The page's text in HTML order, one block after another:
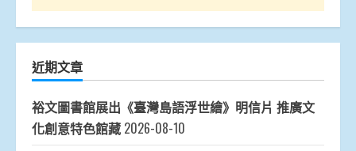
近期文章
裕文圖書館展出《臺灣島語浮世繪》明信片 推廣文
化創意特色館藏 2026-08-10